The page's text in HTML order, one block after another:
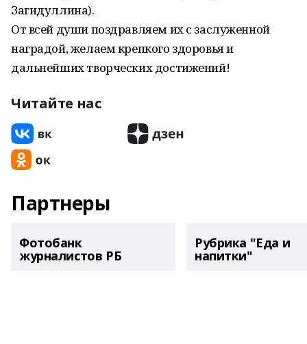
Загидуллина).
От всей души поздравляем их с заслуженной
наградой, желаем крепкого здоровья и
дальнейших творческих достижений!
Читайте нас
Партнеры
Фотобанк
журналистов РБ
Рубрика "Еда и
напитки"